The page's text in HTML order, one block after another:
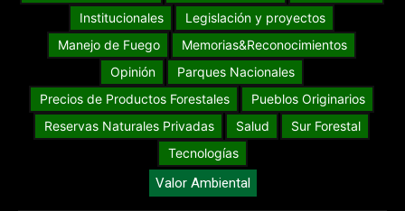
Institucionales
Legislación y proyectos
Manejo de Fuego
Memorias&Reconocimientos
Opinión
Parques Nacionales
Precios de Productos Forestales
Pueblos Originarios
Reservas Naturales Privadas
Salud
Sur Forestal
Tecnologías
Valor Ambiental